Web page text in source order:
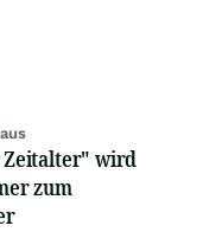
Zeitalter" wird
zum